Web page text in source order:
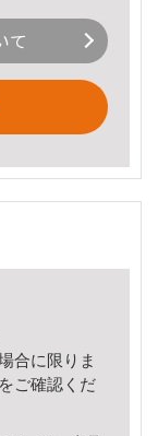
て
合に限りま
をご確認くだ